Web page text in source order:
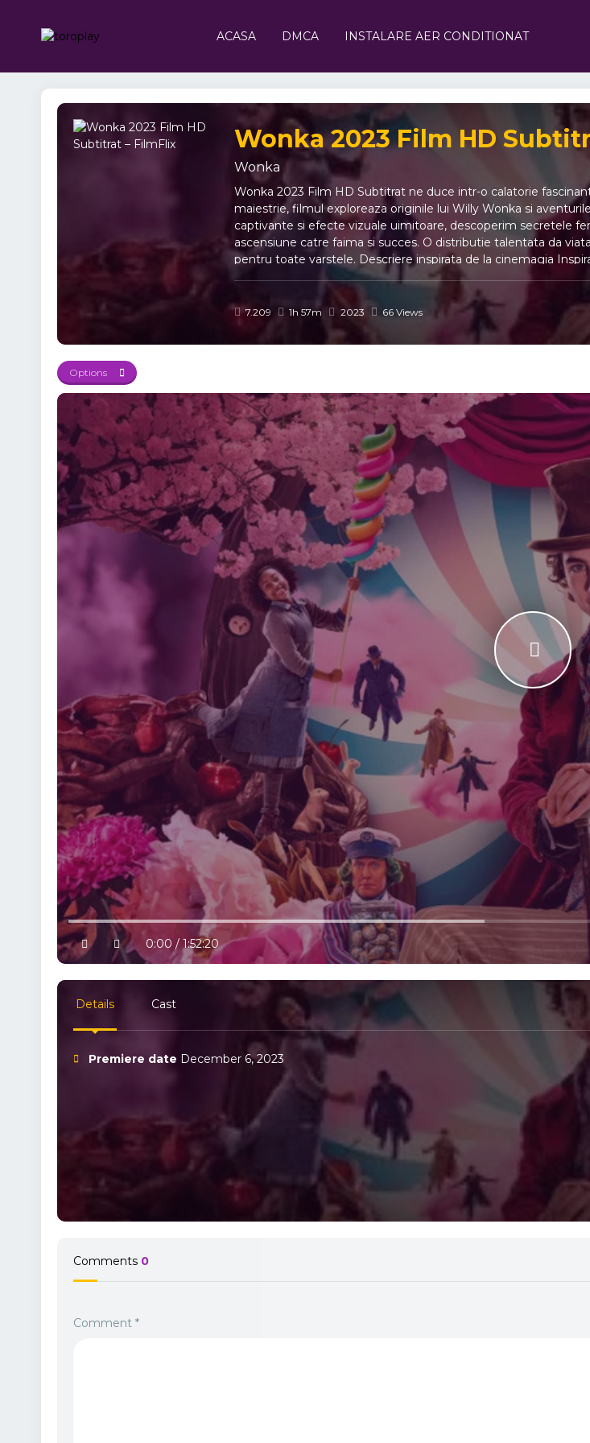
ACASA DMCA INSTALARE AER CONDITIONAT
Wonka 2023 Film HD
Wonka
Wonka 2023 Film HD Subtitrat ne duce intr-o calatorie
maiestrie, filmul exploreaza originile lui Willy Wonka si
captivante si efecte vizuale uimitoare, descoperim secretele
ascensiune catre faima si succes. O distributie talentata da
pentru toate varstele. Descriere inspirata de la cinemagia
Dahl, "Wonka" dezvaluie trecutul si povestea deveniri Willy
principal, filmul aduce in prim-plan o versiune tanara si plina
demonstreze ca visurile pot deveni realitate. Wonka 2023
ciocolata ascunde o poveste extraordinara.
7.209 1h 57m 2023 66 Views
Options
10% progress
play
volume0:00 / 1:52:20
Details Cast
Premiere date December 6, 2023
Comments 0
Comment *